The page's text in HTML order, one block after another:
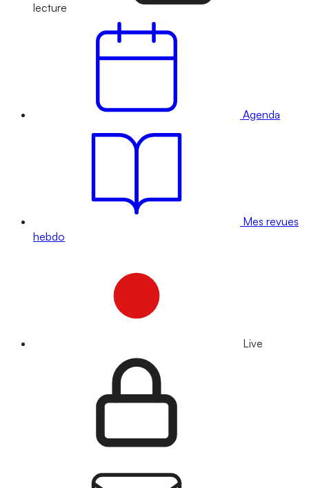
lecture
Agenda
Mes revues
hebdo
Live